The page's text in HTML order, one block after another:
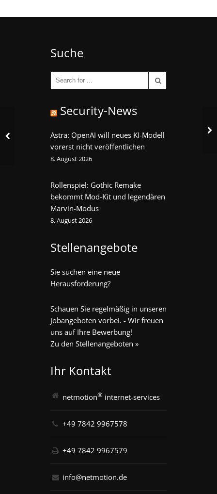
Suche
Security-News
Astra: OpenAI will neues KI-Modell
vorerst nicht veröffentlichen
8. August 2026
Rollenspiel: Gothic Remake
bekommt Mod-Kit und legendären
Marvin-Modus
8. August 2026
Stellenangebote
Sie suchen eine neue
Herausforderung?
Schauen Sie regelmäßig in unseren
Jobangeboten vorbei. - Wir freuen
uns auf Ihre Bewerbung!
Zu den Stellenangeboten »
Ihr Kontakt
netmotion® internet-services
+49 7842 9967578
+49 7842 9967579
info@netmotion.de